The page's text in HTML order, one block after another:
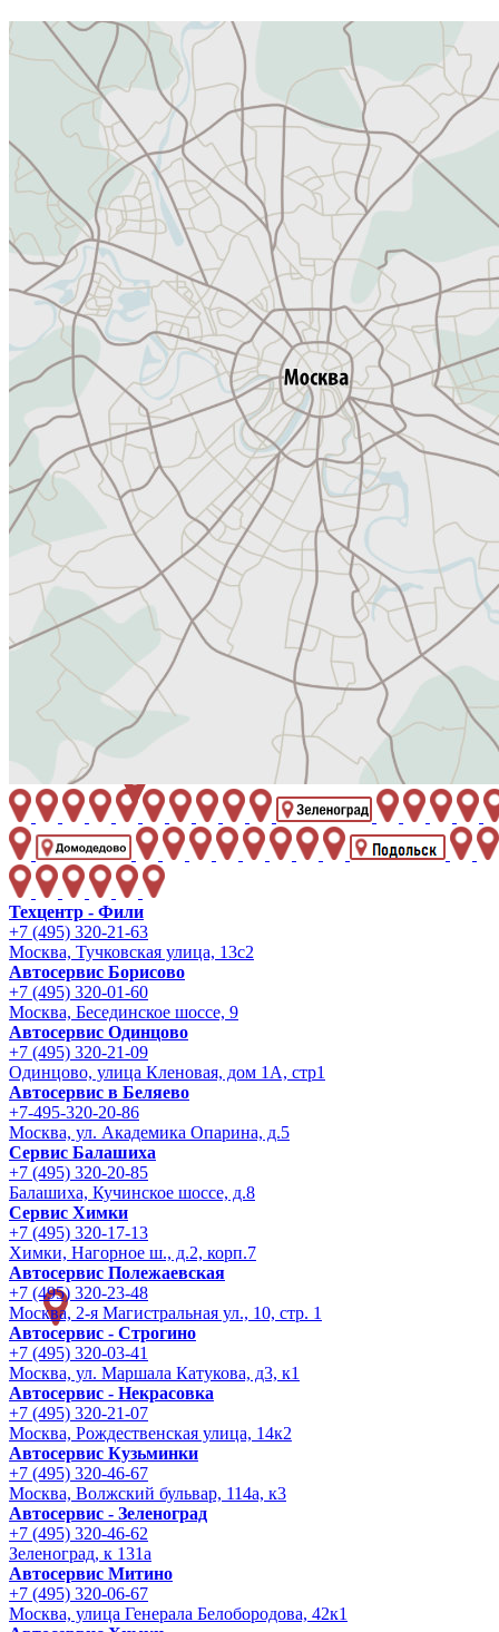
Техцентр - Фили
+7 (495) 320-21-63
Москва, Тучковская улица, 13с2
Автосервис Борисово
+7 (495) 320-01-60
Москва, Бесединское шоссе, 9
Автосервис Одинцово
+7 (495) 320-21-09
Одинцово, улица Кленовая, дом 1А, стр1
Автосервис в Беляево
+7-495-320-20-86
Москва, ул. Академика Опарина, д.5
Сервис Балашиха
+7 (495) 320-20-85
Балашиха, Кучинское шоссе, д.8
Сервис Химки
+7 (495) 320-17-13
Химки, Нагорное ш., д.2, корп.7
Автосервис Полежаевская
+7 (495) 320-23-48
Москва, 2-я Магистральная ул., 10, стр. 1
Автосервис - Строгино
+7 (495) 320-03-41
Москва, ул. Маршала Катукова, д3, к1
Автосервис - Некрасовка
+7 (495) 320-21-07
Москва, Рождественская улица, 14к2
Автосервис Кузьминки
+7 (495) 320-46-67
Москва, Волжский бульвар, 114а, к3
Автосервис - Зеленоград
+7 (495) 320-46-62
Зеленоград, к 131а
Автосервис Митино
+7 (495) 320-06-67
Москва, улица Генерала Белобородова, 42к1